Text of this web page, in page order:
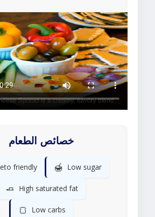
خصائص الطعام
friendly 🍯 Low sugar
🧈 High saturated fat
🍞 Low carbs